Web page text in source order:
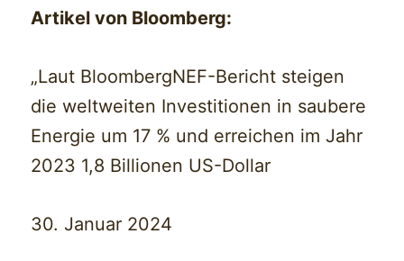
Artikel von Bloomberg:
„Laut BloombergNEF-Bericht steigen
die weltweiten Investitionen in saubere
Energie um 17 % und erreichen im Jahr
2023 1,8 Billionen US-Dollar
30. Januar 2024